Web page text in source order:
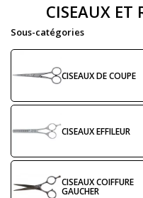
CISEAUX ET
Sous-catégories
CISEAUX DE COUPE
CISEAUX EFFILEUR
CISEAUX COIFFURE
GAUCHER